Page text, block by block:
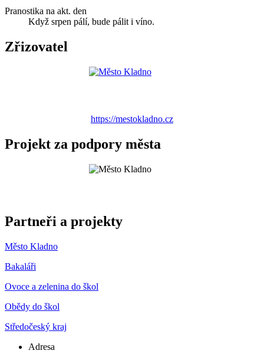
Pranostika na akt. den
Když srpen pálí, bude pálit i víno.
Zřizovatel
https://mestokladno.cz
Projekt za podpory města
Partneři a projekty
Město Kladno
Bakaláři
Ovoce a zelenina do škol
Obědy do škol
Středočeský kraj
Adresa